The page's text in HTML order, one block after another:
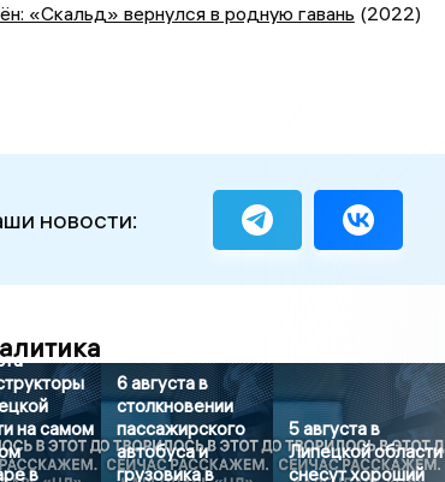
«Скальд» вернулся в родную гавань (2022)
новости:
на самом
в
6 августа в
столкновении
пассажирского
автобуса и
грузовика в
5 августа в
Липецкой области
снесут хороший